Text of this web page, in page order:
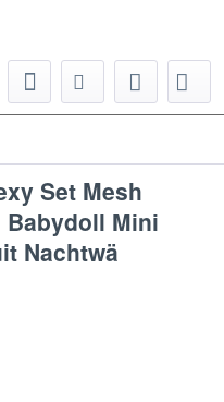
Set Mesh
Babydoll Mini
Nachtwä